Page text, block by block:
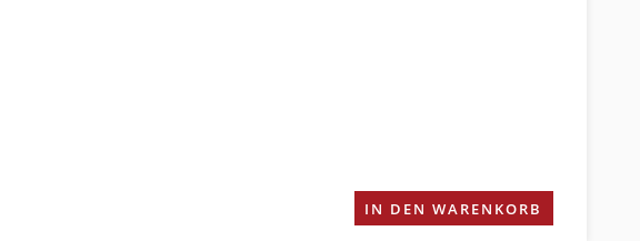
IN DEN WARENKORB